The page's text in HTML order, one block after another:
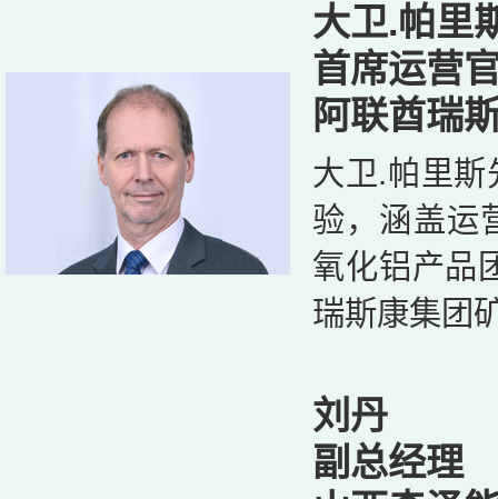
大卫.帕里
首席运营
阿联酋瑞
大卫.帕里斯
验，涵盖运
氧化铝产品
瑞斯康集团
刘丹
副总经理